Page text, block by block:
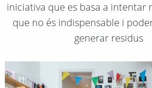
iniciativa que es basa a intentar
que no és indispensable i
generar residus